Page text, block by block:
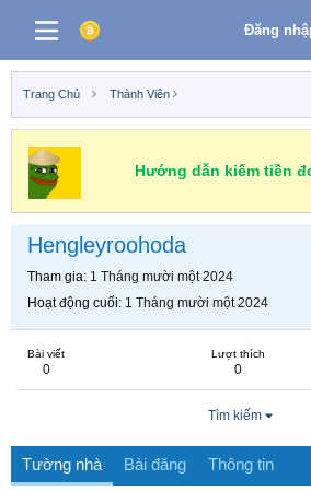
Đăng
Trang Chủ Thành Viên
Hướng dẫn kiếm tiền
Hengleyroohoda
Tham gia 1 Tháng mười một 2024
Hoạt động cuối 1 Tháng mười một 2024
Bài viết
0
Lượt thích
0
Tìm kiếm
Tường nhà Bài đăng Thông tin